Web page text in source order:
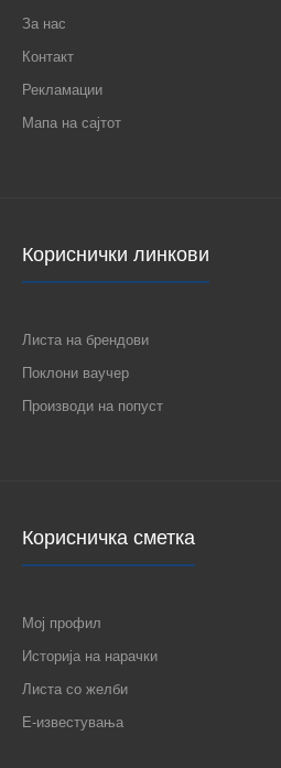
За нас
Контакт
Рекламации
Мапа на сајтот
Кориснички линкови
Листа на брендови
Поклони ваучер
Производи на попуст
Корисничка сметка
Мој профил
Историја на нарачки
Листа со желби
Е-известувања